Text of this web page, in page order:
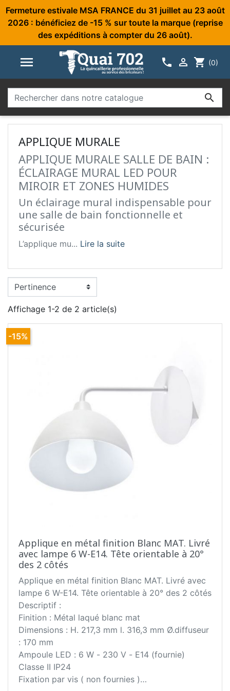
Fermeture estivale MSA FRANCE du 31 juillet au 23 août
2026 : bénéficiez de -15 % sur toute la marque (reprise
des expéditions à compter du 26 août).
   shopping_cart (0)

APPLIQUE MURALE
APPLIQUE MURALE SALLE DE BAIN :
ÉCLAIRAGE MURAL LED POUR
MIROIR ET ZONES HUMIDES
Un éclairage mural indispensable pour
une salle de bain fonctionnelle et
sécurisée
L’applique mu... Lire la suite
Affichage 1-2 de 2 article(s)
Applique en métal finition Blanc MAT. Livré
avec lampe 6 W-E14. Tête orientable à 20°
des 2 côtés
Applique en métal finition Blanc MAT. Livré avec
lampe 6 W-E14. Tête orientable à 20° des 2 côtés
Descriptif :
Finition : Métal laqué blanc mat
Dimensions : H. 217,3 mm l. 316,3 mm Ø.diffuseur
: 170 mm
Ampoule LED : 6 W - 230 V - E14 (fournie)
Classe II IP24
Fixation par vis ( non fournies )
-15%